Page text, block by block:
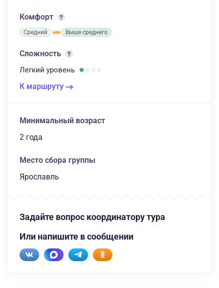
Комфорт
Средний Выше среднего
Сложность
Легкий уровень
К маршруту
Минимальный возраст
2 года
Место сбора группы
Ярославль
Задайте вопрос координатору тура
Или напишите в сообщении